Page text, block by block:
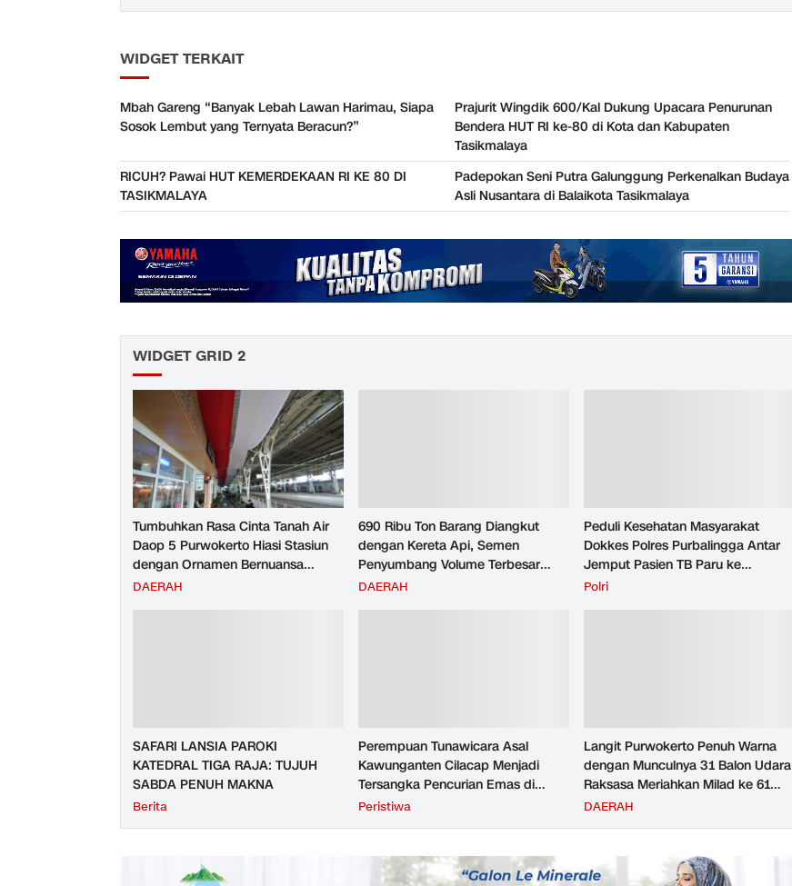
WIDGET TERKAIT
Mbah Gareng “Banyak Lebah Lawan Harimau, Siapa
Sosok Lembut yang Ternyata Beracun?”
Prajurit Wingdik 600/Kal Dukung Upacara Penurunan
Bendera HUT RI ke-80 di Kota dan Kabupaten
Tasikmalaya
RICUH? Pawai HUT KEMERDEKAAN RI KE 80 DI
TASIKMALAYA
Padepokan Seni Putra Galunggung Perkenalkan Budaya
Asli Nusantara di Balaikota Tasikmalaya
WIDGET GRID 2
Tumbuhkan Rasa Cinta Tanah Air
Daop 5 Purwokerto Hiasi Stasiun
dengan Ornamen Bernuansa
Merah Putih
DAERAH
690 Ribu Ton Barang Diangkut
dengan Kereta Api, Semen
Penyumbang Volume Terbesar
Angkutan Barang KAI Daop 5
DAERAH
Peduli Kesehatan Masyarakat
Dokkes Polres Purbalingga Antar
Jemput Pasien TB Paru ke
Puskesmas
Polri
SAFARI LANSIA PAROKI
KATEDRAL TIGA RAJA: TUJUH
SABDA PENUH MAKNA
Berita
Perempuan Tunawicara Asal
Kawunganten Cilacap Menjadi
Tersangka Pencurian Emas di
Purbalingga
Peristiwa
Langit Purwokerto Penuh Warna
dengan Munculnya 31 Balon Udara
Raksasa Meriahkan Milad ke 61
UMP Sedot Ribuan Warga
DAERAH